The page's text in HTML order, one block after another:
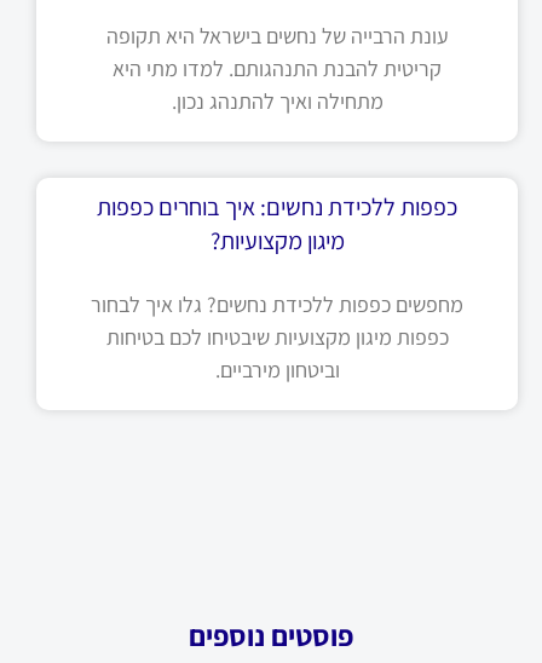
עונת הרבייה של נחשים בישראל היא תקופה
קריטית להבנת התנהגותם. למדו מתי היא
מתחילה ואיך להתנהג נכון.
כפפות ללכידת נחשים: איך בוחרים כפפות
מיגון מקצועיות?
מחפשים כפפות ללכידת נחשים? גלו איך לבחור
כפפות מיגון מקצועיות שיבטיחו לכם בטיחות
וביטחון מירביים.
פוסטים נוספים